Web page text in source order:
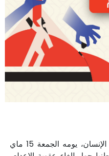
نظم المجلس الوطني لحقوق الإنسان، يومه الجمعة 15 ماي